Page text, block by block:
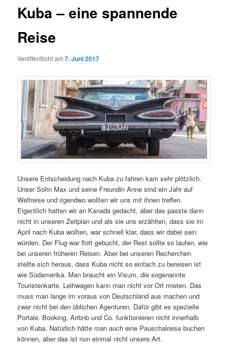
Kuba – eine spannende
Reise
Veröffentlicht am7. Juni 2017
Unsere Entscheidung nach Kuba zu fahren kam sehr plötzlich.
Unser Sohn Max und seine Freundin Anne sind ein Jahr auf
Weltreise und irgendwo wollten wir uns mit ihnen treffen.
Eigentlich hatten wir an Kanada gedacht, aber das passte dann
nicht in unseren Zeitplan und als sie uns erzählten, dass sie im
April nach Kuba wollten, war schnell klar, dass wir dabei sein
würden. Der Flug war flott gebucht, der Rest sollte so laufen, wie
bei unseren früheren Reisen. Aber bei unseren Recherchen
stellte sich heraus, dass Kuba nicht so einfach zu bereisen ist
wie Südamerika. Man braucht ein Visum, die sogenannte
Touristenkarte. Leihwagen kann man nicht vor Ort mieten. Das
muss man lange im voraus von Deutschland aus machen und
zwar nicht bei den üblichen Agenturen. Dafür gibt es spezielle
Portale. Booking, Airbnb und Co. funktionieren nicht innerhalb
von Kuba. Natürlich hätte man auch eine Pauschalreise buchen
können, aber das ist nun einmal nicht unsere Art.